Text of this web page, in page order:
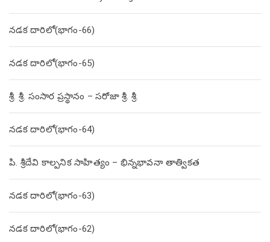
నడక దారిలో(భాగం-66)
నడక దారిలో(భాగం-65)
శ్రీ. శ్రీ. సంసార ప్రస్థానం – సరోజా శ్రీ. శ్రీ.
నడక దారిలో(భాగం-64)
పి. శ్రీదేవి కాల్పనిక సాహిత్యం – భిన్నభావనా తాత్వికత
నడక దారిలో(భాగం-63)
నడక దారిలో(భాగం-62)